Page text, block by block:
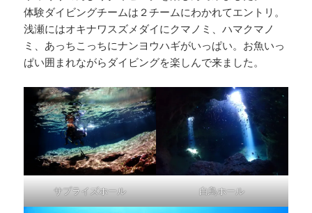
体験ダイビングチームは２チームにわかれてエントリ。
浅瀬にはオキナワスズメダイにクマノミ、ハマクマノ
ミ、あっちこっちにナンヨウハギがいっぱい。お魚いっ
ぱい囲まれながらダイビングを楽しんで来ました。
サプライズホール 白鳥ホール